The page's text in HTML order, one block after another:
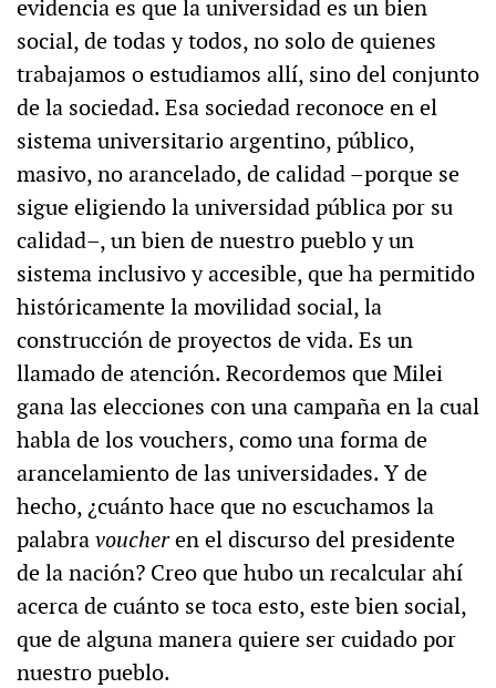
evidencia es que la universidad es un bien
social, de todas y todos, no solo de quienes
trabajamos o estudiamos allí, sino del conjunto
de la sociedad. Esa sociedad reconoce en el
sistema universitario argentino, público,
masivo, no arancelado, de calidad –porque se
sigue eligiendo la universidad pública por su
calidad–, un bien de nuestro pueblo y un
sistema inclusivo y accesible, que ha permitido
históricamente la movilidad social, la
construcción de proyectos de vida. Es un
llamado de atención. Recordemos que Milei
gana las elecciones con una campaña en la cual
habla de los vouchers, como una forma de
arancelamiento de las universidades. Y de
hecho, ¿cuánto hace que no escuchamos la
palabravoucheren el discurso del presidente
de la nación? Creo que hubo un recalcular ahí
acerca de cuánto se toca esto, este bien social,
que de alguna manera quiere ser cuidado por
nuestro pueblo.